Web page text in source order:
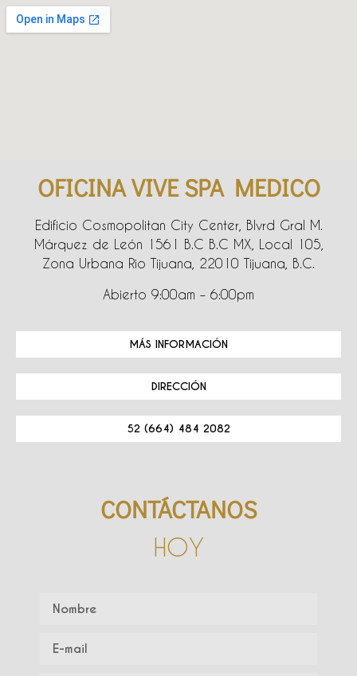
OFICINA VIVE SPA MEDICO
Edificio Cosmopolitan City Center, Blvrd Gral M.
Márquez de León 1561 B.C B.C MX, Local 105,
Zona Urbana Rio Tijuana, 22010 Tijuana, B.C.
Abierto 9:00am – 6:00pm
MÁS INFORMACIÓN
DIRECCIÓN
52 (664) 484 2082
CONTÁCTANOS
HOY